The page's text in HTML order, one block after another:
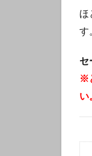
ほ
す
セ
※
い